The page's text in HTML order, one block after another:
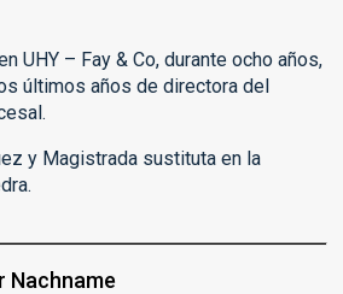
UHY – Fay & Co, durante ocho años,
últimos años de directora del
y Magistrada sustituta en la
Nachname